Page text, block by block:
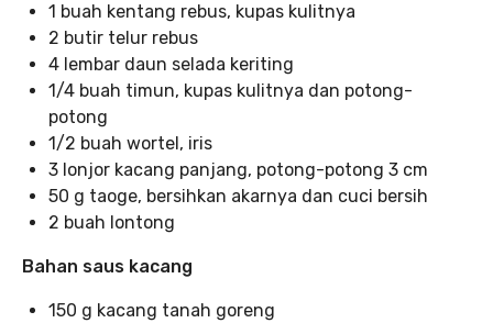
1 buah kentang rebus, kupas kulitnya
2 butir telur rebus
4 lembar daun selada keriting
1/4 buah timun, kupas kulitnya dan potong-
potong
1/2 buah wortel, iris
3 lonjor kacang panjang, potong-potong 3 cm
50 g taoge, bersihkan akarnya dan cuci bersih
2 buah lontong
Bahan saus kacang
150 g kacang tanah goreng